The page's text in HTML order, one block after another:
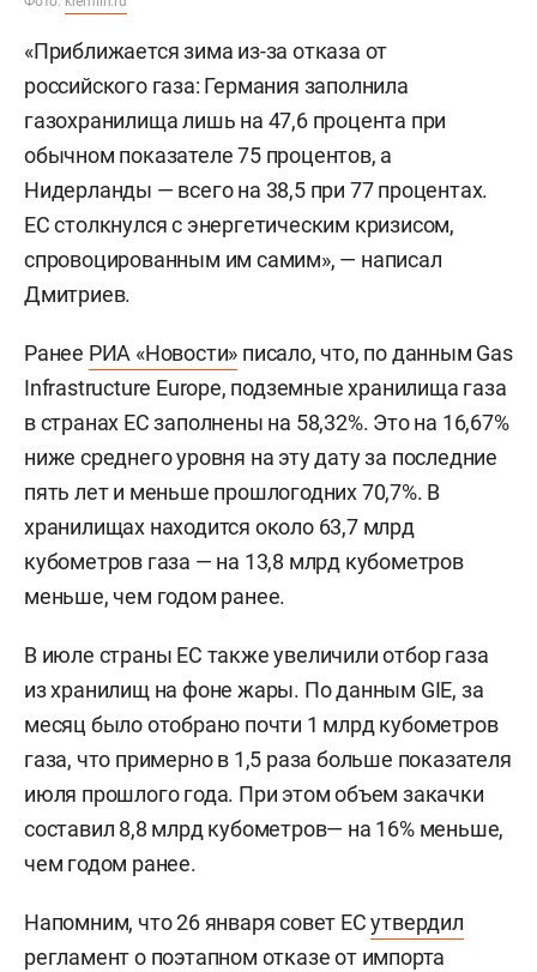
«Приближается зима из-за отказа от
российского газа: Германия заполнила
газохранилища лишь на 47,6 процента при
обычном показателе 75 процентов, а
Нидерланды — всего на 38,5 при 77 процентах.
ЕС столкнулся с энергетическим кризисом,
спровоцированным им самим», — написал
Дмитриев.
Ранее РИА «Новости» писало, что, по данным Gas
Infrastructure Europe, подземные хранилища газа
в странах ЕС заполнены на 58,32%. Это на 16,67%
ниже среднего уровня на эту дату за последние
пять лет и меньше прошлогодних 70,7%. В
хранилищах находится около 63,7 млрд
кубометров газа — на 13,8 млрд кубометров
меньше, чем годом ранее.
В июле страны ЕС также увеличили отбор газа
из хранилищ на фоне жары. По данным GIE, за
месяц было отобрано почти 1 млрд кубометров
газа, что примерно в 1,5 раза больше показателя
июля прошлого года. При этом объем закачки
составил 8,8 млрд кубометров— на 16% меньше,
чем годом ранее.
Напомним, что 26 января совет ЕСутвердил
регламент о поэтапном отказе от импорта